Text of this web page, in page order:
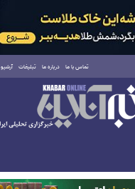
تماس با ما درباره ما تبلیغات آرشیو
یکشنبه ۱۸ مرداد ۱۴۰۵